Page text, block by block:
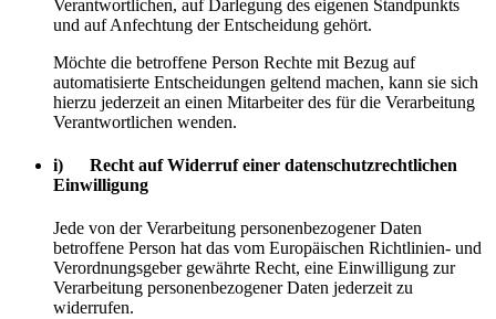
Verantwortlichen, auf Darlegung des eigenen Standpunkts
und auf Anfechtung der Entscheidung gehört.
Möchte die betroffene Person Rechte mit Bezug auf
automatisierte Entscheidungen geltend machen, kann sie sich
hierzu jederzeit an einen Mitarbeiter des für die Verarbeitung
Verantwortlichen wenden.
i) Recht auf Widerruf einer datenschutzrechtlichen
Einwilligung
Jede von der Verarbeitung personenbezogener Daten
betroffene Person hat das vom Europäischen Richtlinien- und
Verordnungsgeber gewährte Recht, eine Einwilligung zur
Verarbeitung personenbezogener Daten jederzeit zu
widerrufen.